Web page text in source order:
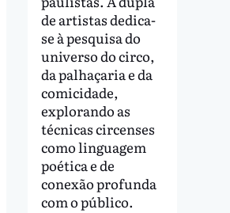
de artistas dedica-
se à pesquisa do
universo do circo,
da palhaçaria e da
comicidade,
explorando as
técnicas circenses
como linguagem
poética e de
conexão profunda
com o público.